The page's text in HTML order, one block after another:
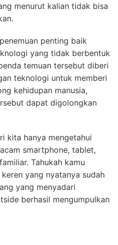
menurut kalian tidak bisa
penting baik
yang tidak berbentuk
temuan tersebut diberi
teknologi untuk memberi
kehidupan manusia,
dapat digolongkan
kita hanya mengetahui
smartphone, tablet,
Tahukah kamu
yang nyatanya sudah
yang menyadari
berhasil mengumpulkan